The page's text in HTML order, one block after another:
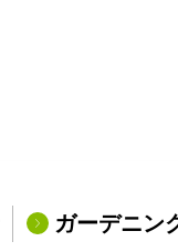
ガーデニン